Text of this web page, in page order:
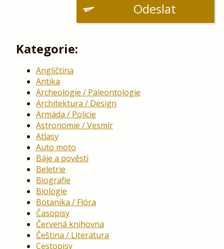
Odeslat
Kategorie:
Angličtina
Antika
Archeologie / Paleontologie
Architektura / Design
Armáda / Policie
Astronomie / Vesmír
Atlasy
Auto moto
Báje a pověsti
Beletrie
Biografie
Biologie
Botanika / Flóra
Časopisy
Červená knihovna
Čeština / Literatura
Cestopisy